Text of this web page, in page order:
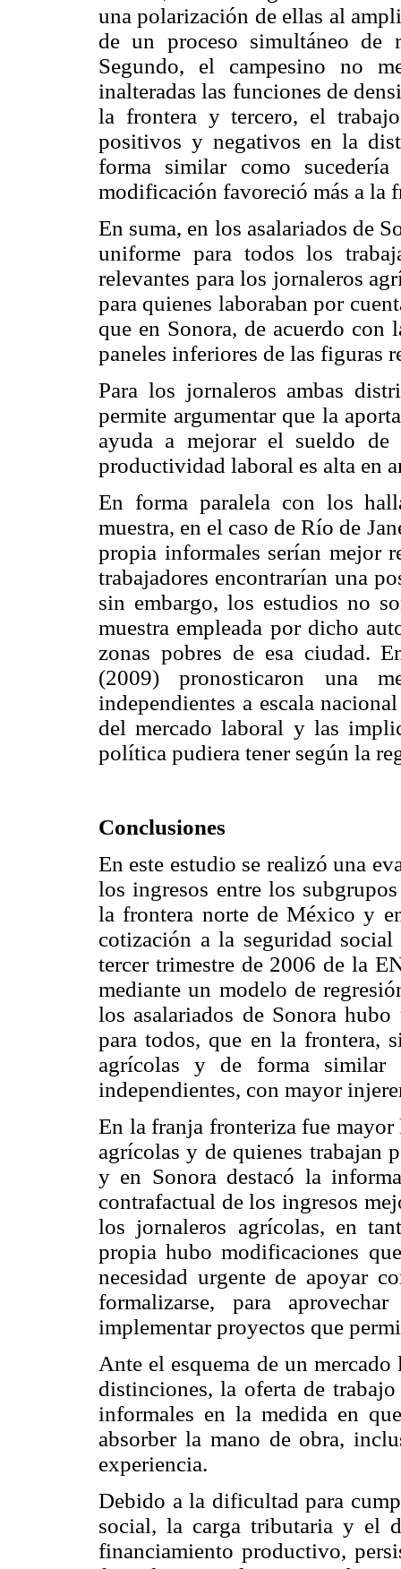
una polarización de ellas al
de un proceso simultáneo de
Segundo, el campesino no
inalteradas las funciones de
la frontera y tercero, el
positivos y negativos en la
forma similar como
modificación favoreció más a la
En suma, en los asalariados de
uniforme para todos los
relevantes para los jornaleros
para quienes laboraban por
que en Sonora, de acuerdo con
paneles inferiores de las figuras
Para los jornaleros ambas
permite argumentar que la
ayuda a mejorar el sueldo de
productividad laboral es alta en
En forma paralela con los
muestra, en el caso de Río de
propia informales serían mejor
trabajadores encontrarían una
sin embargo, los estudios no
muestra empleada por dicho
zonas pobres de esa ciudad.
(2009) pronosticaron una
independientes a escala
del mercado laboral y las
política pudiera tener según la
Conclusiones
En este estudio se realizó una
los ingresos entre los
la frontera norte de México y
cotización a la seguridad
tercer trimestre de 2006 de la
mediante un modelo de
los asalariados de Sonora
para todos, que en la frontera,
agrícolas y de forma similar
independientes, con mayor
En la franja fronteriza fue
agrícolas y de quienes trabajan
y en Sonora destacó la
contrafactual de los ingresos
los jornaleros agrícolas, en
propia hubo modificaciones
necesidad urgente de apoyar
formalizarse, para
implementar proyectos que
Ante el esquema de un
distinciones, la oferta de
informales en la medida en
absorber la mano de obra,
experiencia.
Debido a la dificultad para
social, la carga tributaria y el
financiamiento productivo,